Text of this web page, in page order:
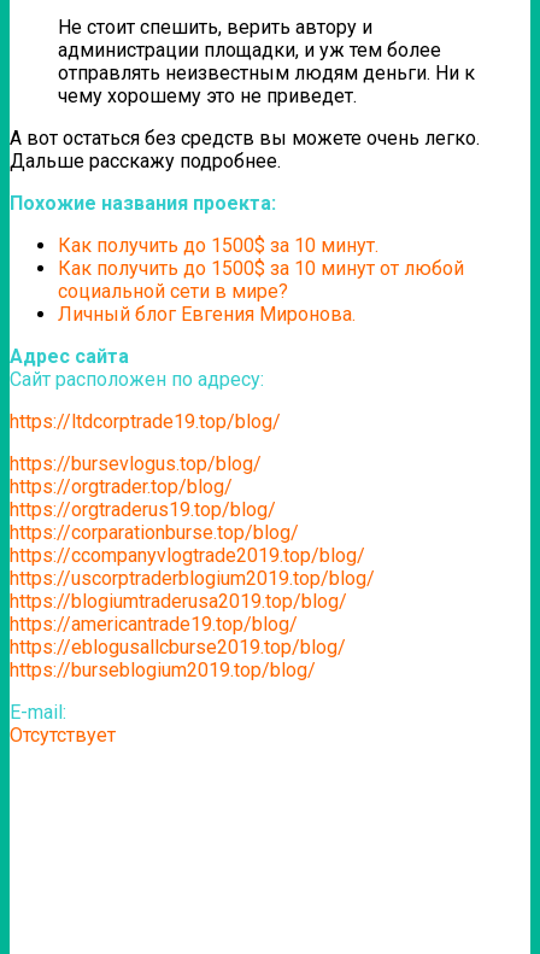
Не стоит спешить, верить автору и
администрации площадки, и уж тем более
отправлять неизвестным людям деньги. Ни к
чему хорошему это не приведет.
А вот остаться без средств вы можете очень легко.
Дальше расскажу подробнее.
Похожие названия проекта:
Как получить до 1500$ за 10 минут.
Как получить до 1500$ за 10 минут от любой
социальной сети в мире?
Личный блог Евгения Миронова.
Адрес сайта
Сайт расположен по адресу:
https://ltdcorptrade19.top/blog/
https://bursevlogus.top/blog/
https://orgtrader.top/blog/
https://orgtraderus19.top/blog/
https://corparationburse.top/blog/
https://ccompanyvlogtrade2019.top/blog/
https://uscorptraderblogium2019.top/blog/
https://blogiumtraderusa2019.top/blog/
https://americantrade19.top/blog/
https://eblogusallcburse2019.top/blog/
https://burseblogium2019.top/blog/
E-mail:
Отсутствует